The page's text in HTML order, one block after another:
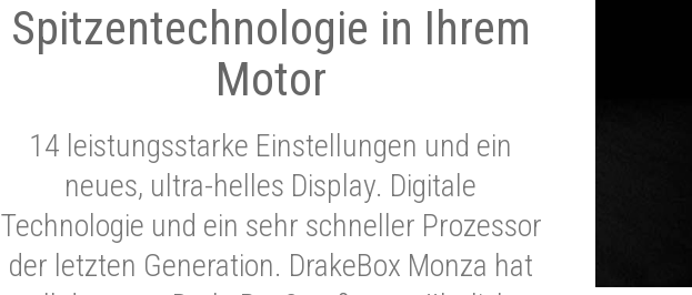
Spitzentechnologie in Ihrem
Motor
14 leistungsstarke Einstellungen und ein
neues, ultra-helles Display. Digitale
Technologie und ein sehr schneller Prozessor
der letzten Generation. DrakeBox Monza hat